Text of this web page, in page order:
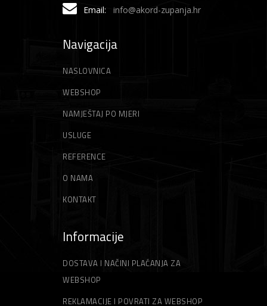
Email: info@akord-zupanja.hr
Navigacija
NASLOVNICA
WEBSHOP
NAMJEŠTAJ PO MJERI
USLUGE
REFERENCE
O NAMA
KONTAKT
Informacije
DOSTAVA I NAČINI PLAĆANJA ZA
WEBSHOP
REKLAMACIJE I POVRATI ZA WEBSHOP